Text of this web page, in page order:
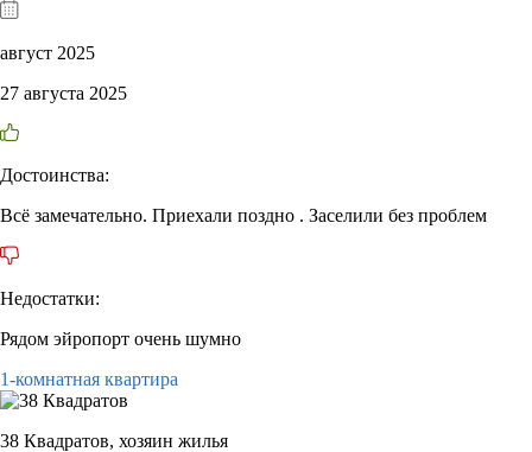
август 2025
27 августа 2025
Достоинства:
Всё замечательно. Приехали поздно . Заселили без проблем
Недостатки:
Рядом эйропорт очень шумно
1-комнатная квартира
38 Квадратов, хозяин жилья